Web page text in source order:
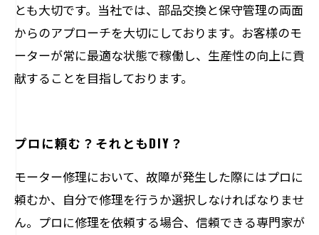
とも大切です。当社では、部品交換と保守管理の両面
からのアプローチを大切にしております。お客様のモ
ーターが常に最適な状態で稼働し、生産性の向上に貢
献することを目指しております。
プロに頼む？それともDIY？
モーター修理において、故障が発生した際にはプロに
頼むか、自分で修理を行うか選択しなければなりませ
ん。プロに修理を依頼する場合、信頼できる専門家が